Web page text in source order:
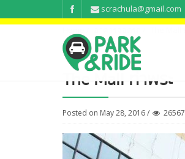
scrachula@gmail.com
The Mall ท่าพระ
Posted on May 28, 2016 / 26567